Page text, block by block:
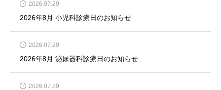
2026.07.29
2026年8月 小児科診療日のお知らせ
2026.07.29
2026年8月 泌尿器科診療日のお知らせ
2026.07.29